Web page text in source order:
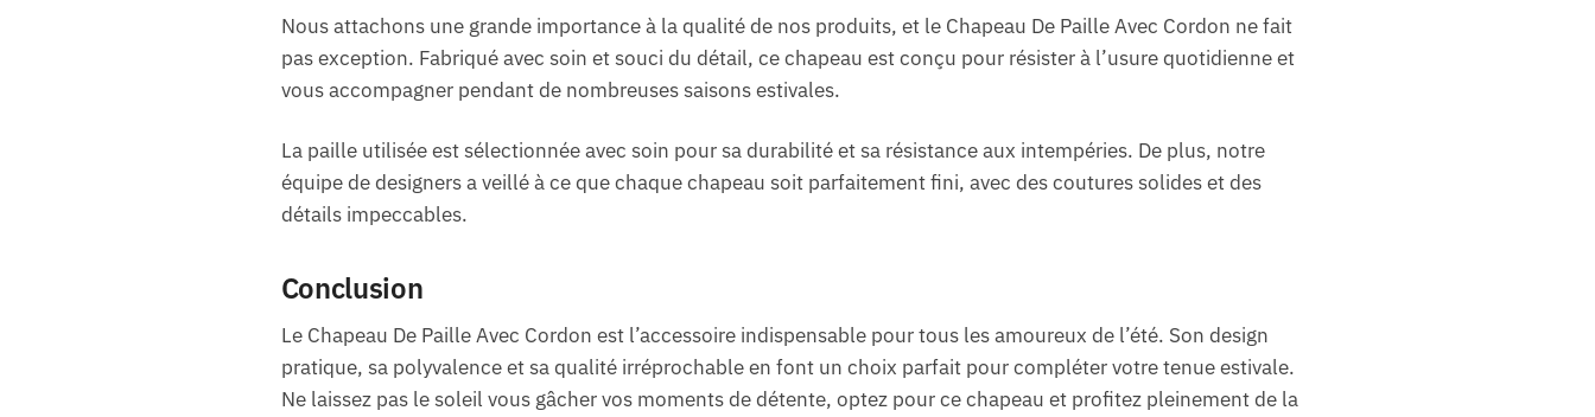
Nous attachons une grande importance à la qualité de nos produits, et le Chapeau De Paille Avec Cordon ne fait
pas exception. Fabriqué avec soin et souci du détail, ce chapeau est conçu pour résister à l’usure quotidienne et
vous accompagner pendant de nombreuses saisons estivales.
La paille utilisée est sélectionnée avec soin pour sa durabilité et sa résistance aux intempéries. De plus, notre
équipe de designers a veillé à ce que chaque chapeau soit parfaitement fini, avec des coutures solides et des
détails impeccables.
Conclusion
Le Chapeau De Paille Avec Cordon est l’accessoire indispensable pour tous les amoureux de l’été. Son design
pratique, sa polyvalence et sa qualité irréprochable en font un choix parfait pour compléter votre tenue estivale.
Ne laissez pas le soleil vous gâcher vos moments de détente, optez pour ce chapeau et profitez pleinement de la